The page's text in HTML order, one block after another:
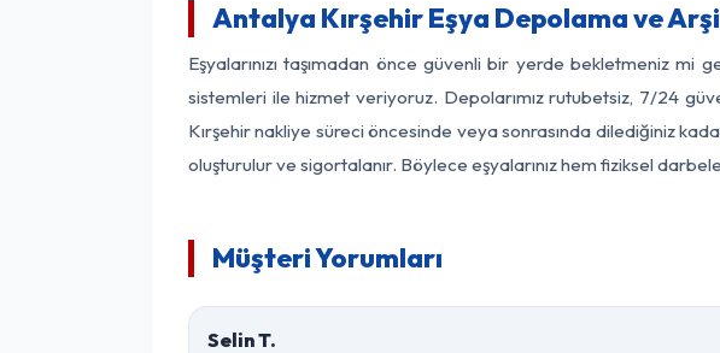
Antalya Kırşehir Eşya Depolama ve
Eşyalarınızı taşımadan önce güvenli bir yerde bekletmeniz
sistemleri ile hizmet veriyoruz. Depolarımız rutubetsiz, 7/24
Kırşehir nakliye süreci öncesinde veya sonrasında dilediğiniz
oluşturulur ve sigortalanır. Böylece eşyalarınız hem fiziksel
Müşteri Yorumları
Selin T.